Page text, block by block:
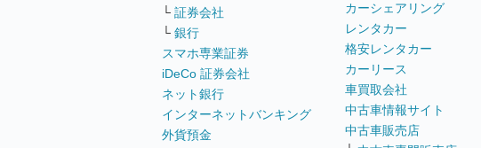
└ 証券会社
└ 銀行
スマホ専業証券
iDeCo 証券会社
ネット銀行
インターネットバンキング
外貨預金
カーシェアリング
レンタカー
格安レンタカー
カーリース
車買取会社
中古車情報サイト
中古車販売店